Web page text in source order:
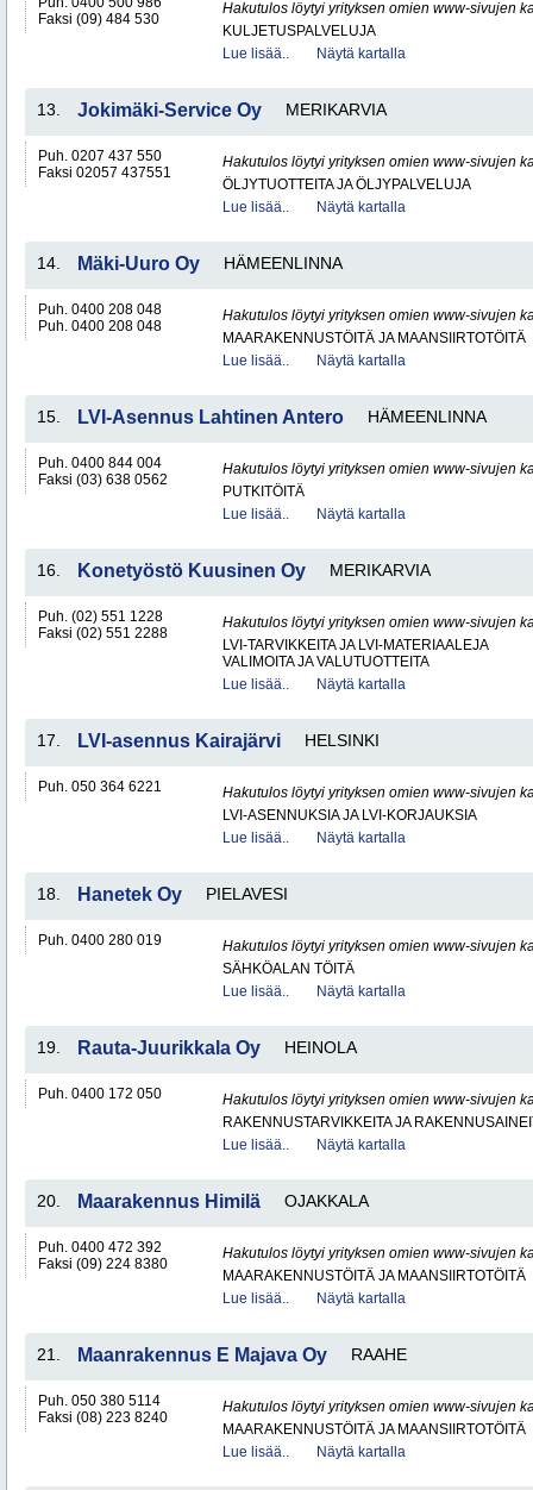
Faksi (09) 484 530
Hakutulos löytyi yrityksen omien www-sivujen
KULJETUSPALVELUJA
Lue lisää..
Näytä kartalla
13. Jokimäki-Service Oy MERIKARVIA
Puh. 0207 437 550
Faksi 02057 437551
Hakutulos löytyi yrityksen omien www-sivujen
ÖLJYTUOTTEITA JA ÖLJYPALVELUJA
Lue lisää..
Näytä kartalla
14. Mäki-Uuro Oy HÄMEENLINNA
Puh. 0400 208 048
Puh. 0400 208 048
Hakutulos löytyi yrityksen omien www-sivujen
MAARAKENNUSTÖITÄ JA MAANSIIRTOTÖITÄ
Lue lisää..
Näytä kartalla
15. LVI-Asennus Lahtinen Antero HÄMEENLINNA
Puh. 0400 844 004
Faksi (03) 638 0562
Hakutulos löytyi yrityksen omien www-sivujen
PUTKITÖITÄ
Lue lisää..
Näytä kartalla
16. Konetyöstö Kuusinen Oy MERIKARVIA
Puh. (02) 551 1228
Faksi (02) 551 2288
Hakutulos löytyi yrityksen omien www-sivujen
LVI-TARVIKKEITA JA LVI-MATERIAALEJA
VALIMOITA JA VALUTUOTTEITA
Lue lisää..
Näytä kartalla
17. LVI-asennus Kairajärvi HELSINKI
Puh. 050 364 6221
Hakutulos löytyi yrityksen omien www-sivujen
LVI-ASENNUKSIA JA LVI-KORJAUKSIA
Lue lisää..
Näytä kartalla
18. Hanetek Oy PIELAVESI
Puh. 0400 280 019
Hakutulos löytyi yrityksen omien www-sivujen
SÄHKÖALAN TÖITÄ
Lue lisää..
Näytä kartalla
19. Rauta-Juurikkala Oy HEINOLA
Puh. 0400 172 050
Hakutulos löytyi yrityksen omien www-sivujen
RAKENNUSTARVIKKEITA JA
Lue lisää..
Näytä kartalla
20. Maarakennus Himilä OJAKKALA
Puh. 0400 472 392
Faksi (09) 224 8380
Hakutulos löytyi yrityksen omien www-sivujen
MAARAKENNUSTÖITÄ JA MAANSIIRTOTÖITÄ
Lue lisää..
Näytä kartalla
21. Maanrakennus E Majava Oy RAAHE
Puh. 050 380 5114
Faksi (08) 223 8240
Hakutulos löytyi yrityksen omien www-sivujen
MAARAKENNUSTÖITÄ JA MAANSIIRTOTÖITÄ
Lue lisää..
Näytä kartalla